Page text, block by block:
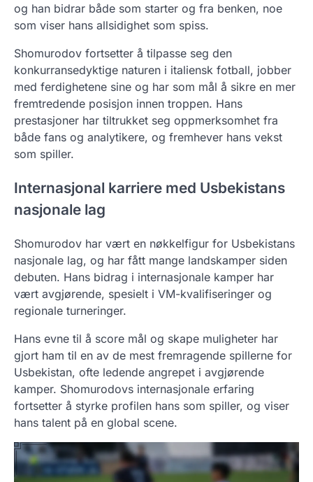
og han bidrar både som starter og fra benken, noe
som viser hans allsidighet som spiss.
Shomurodov fortsetter å tilpasse seg den
konkurransedyktige naturen i italiensk fotball, jobber
med ferdighetene sine og har som mål å sikre en mer
fremtredende posisjon innen troppen. Hans
prestasjoner har tiltrukket seg oppmerksomhet fra
både fans og analytikere, og fremhever hans vekst
som spiller.
Internasjonal karriere med Usbekistans
nasjonale lag
Shomurodov har vært en nøkkelfigur for Usbekistans
nasjonale lag, og har fått mange landskamper siden
debuten. Hans bidrag i internasjonale kamper har
vært avgjørende, spesielt i VM-kvalifiseringer og
regionale turneringer.
Hans evne til å score mål og skape muligheter har
gjort ham til en av de mest fremragende spillerne for
Usbekistan, ofte ledende angrepet i avgjørende
kamper. Shomurodovs internasjonale erfaring
fortsetter å styrke profilen hans som spiller, og viser
hans talent på en global scene.